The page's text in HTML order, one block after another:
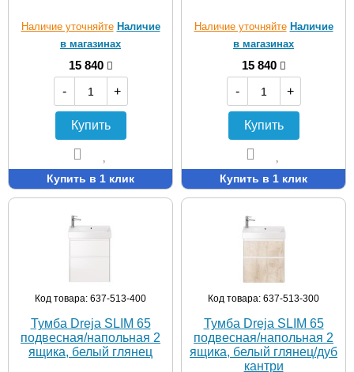
Наличие уточняйте Наличие
в магазинах
15 840
-
+
Купить
Купить в 1 клик
Наличие уточняйте Наличие
в магазинах
15 840
-
+
Купить
Купить в 1 клик
Код товара: 637-513-400
Тумба Dreja SLIM 65
подвесная/напольная 2
ящика, белый глянец
Код товара: 637-513-300
Тумба Dreja SLIM 65
подвесная/напольная 2
ящика, белый глянец/дуб
кантри